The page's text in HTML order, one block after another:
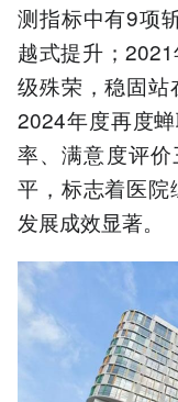
测指标中有9项
越式提升；
级殊荣，稳固站
2024年度再度
率、满意度评
平，标志着医
发展成效显著。